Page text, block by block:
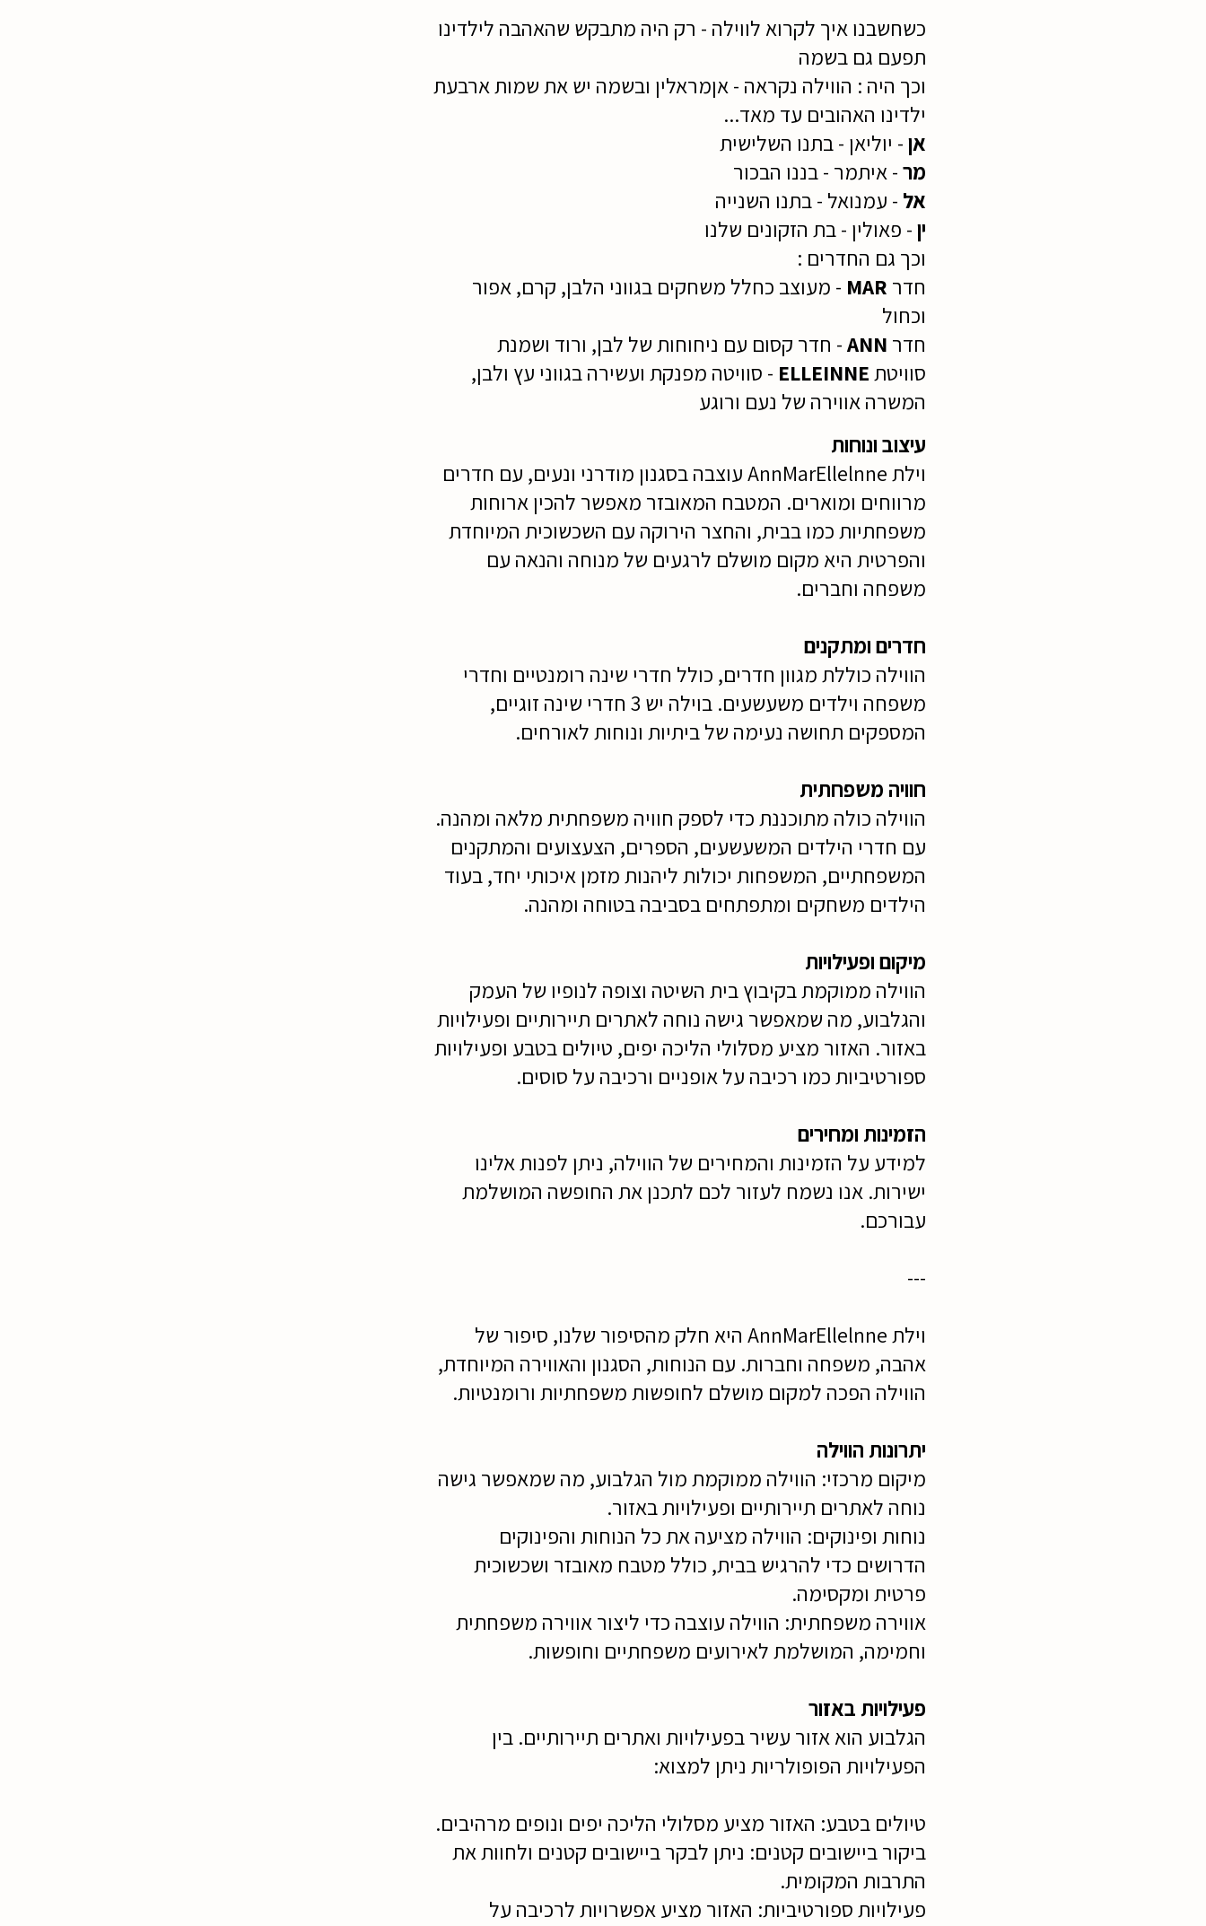
כשחשבנו איך לקרוא לווילה - רק היה מתבקש שהאהבה לילדינו
תפעם גם בשמה
וכך היה : הווילה נקראה - אןמראלין ובשמה יש את שמות ארבעת
ילדינו האהובים עד מאד...
אן- יוליאן - בתנו השלישית
מר- איתמר - בננו הבכור
אל - עמנואל - בתנו השנייה
ין- פאולין - בת הזקונים שלנו
וכך גם החדרים :
חדר MAR - מעוצב כחלל משחקים בגווני הלבן, קרם, אפור
וכחול
חדר ANN- חדר קסום עם ניחוחות של לבן, ורוד ושמנת
סוויטתELLEINNE - סוויטה מפנקת ועשירה בגווני עץ ולבן,
המשרה אווירה של נעם ורוגע
עיצוב ונוחות
וילת AnnMarEllelnne עוצבה בסגנון מודרני ונעים, עם חדרים
מרווחים ומוארים. המטבח המאובזר מאפשר להכין ארוחות
משפחתיות כמו בבית, והחצר הירוקה עם השכשוכית המיוחדת
והפרטית היא מקום מושלם לרגעים של מנוחה והנאה עם
משפחה וחברים.
חדרים ומתקנים
הווילה כוללת מגוון חדרים, כולל חדרי שינה רומנטיים וחדרי
משפחה וילדים משעשעים.
בוילה יש 3 חדרי שינה זוגיים,
המספקים תחושה נעימה של ביתיות ונוחות לאורחים.
חוויה משפחתית
הווילה כולה מתוכננת כדי לספק חוויה משפחתית מלאה ומהנה.
עם חדרי הילדים המשעשעים, הספרים, הצעצועים והמתקנים
המשפחתיים, המשפחות יכולות ליהנות מזמן איכותי יחד, בעוד
הילדים משחקים ומתפתחים בסביבה בטוחה ומהנה.
מיקום ופעילויות
הווילה ממוקמת בקיבוץ בית השיטה וצופה לנופיו של העמק
והגלבוע, מה שמאפשר גישה נוחה לאתרים תיירותיים ופעילויות
באזור. האזור מציע מסלולי הליכה יפים, טיולים בטבע ופעילויות
ספורטיביות כמו רכיבה על אופניים ורכיבה על סוסים.
הזמינות ומחירים
למידע על הזמינות והמחירים של הווילה, ניתן לפנות אלינו
ישירות. אנו נשמח לעזור לכם לתכנן את החופשה המושלמת
עבורכם.
---
וילת AnnMarEllelnne היא חלק מהסיפור שלנו, סיפור של
אהבה, משפחה וחברות. עם הנוחות, הסגנון והאווירה המיוחדת,
הווילה הפכה למקום מושלם לחופשות משפחתיות ורומנטיות.
יתרונות הווילה
מיקום מרכזי: הווילה ממוקמת מול הגלבוע, מה שמאפשר גישה
נוחה לאתרים תיירותיים ופעילויות באזור.
נוחות ופינוקים: הווילה מציעה את כל הנוחות והפינוקים
הדרושים כדי להרגיש בבית, כולל מטבח מאובזר ושכשוכית
פרטית ומקסימה.
אווירה משפחתית: הווילה עוצבה כדי ליצור אווירה משפחתית
וחמימה, המושלמת לאירועים משפחתיים וחופשות.
פעילויות באזור
הגלבוע הוא אזור עשיר בפעילויות ואתרים תיירותיים. בין
הפעילויות הפופולריות ניתן למצוא:
טיולים בטבע: האזור מציע מסלולי הליכה יפים ונופים מרהיבים.
ביקור ביישובים קטנים: ניתן לבקר ביישובים קטנים ולחוות את
התרבות המקומית.
פעילויות ספורטיביות: האזור מציע אפשרויות לרכיבה על